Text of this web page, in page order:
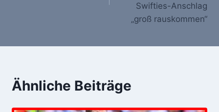
Swifties-Anschlag
„groß rauskommen“
Ähnliche Beiträge